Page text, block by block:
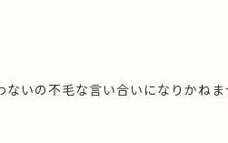
いの不毛な言い合いになりかねま